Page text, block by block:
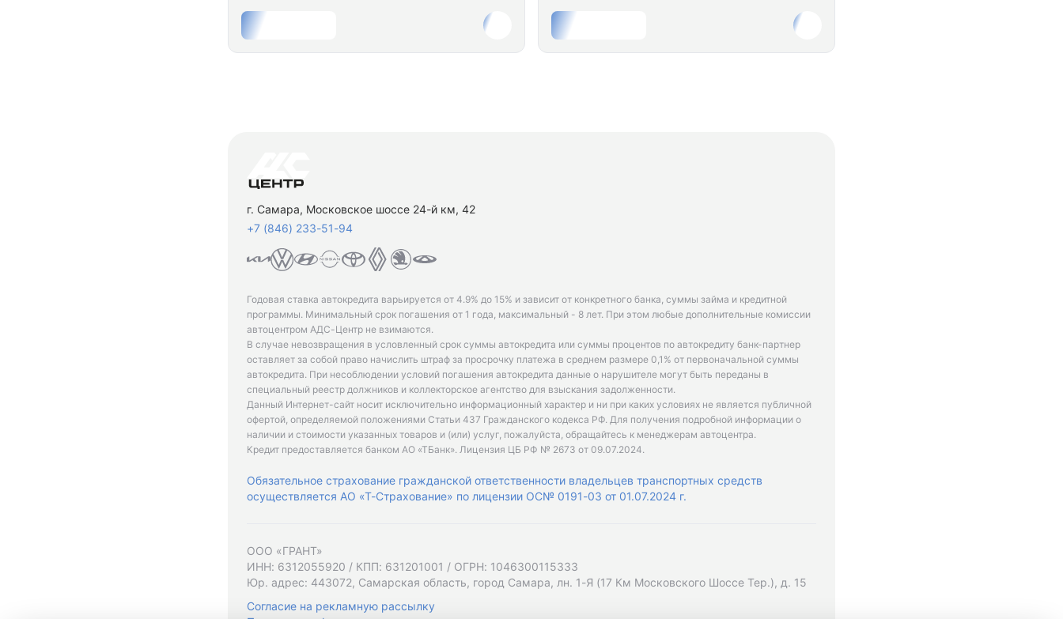
г. Самара, Московское шоссе 24-й км, 42
+7 (846) 233-51-94
Годовая ставка автокредита варьируется от 4.9% до 15% и зависит от конкретного банка, суммы займа и кредитной
программы. Минимальный срок погашения от 1 года, максимальный - 8 лет. При этом любые дополнительные комиссии
автоцентром АДС-Центр не взимаются.
В случае невозвращения в условленный срок суммы автокредита или суммы процентов по автокредиту банк-партнер
оставляет за собой право начислить штраф за просрочку платежа в среднем размере 0,1% от первоначальной суммы
автокредита. При несоблюдении условий погашения автокредита данные о нарушителе могут быть переданы в
специальный реестр должников и коллекторское агентство для взыскания задолженности.
Данный Интернет-сайт носит исключительно информационный характер и ни при каких условиях не является публичной
офертой, определяемой положениями Статьи 437 Гражданского кодекса РФ. Для получения подробной информации о
наличии и стоимости указанных товаров и (или) услуг, пожалуйста, обращайтесь к менеджерам автоцентра.
Кредит предоставляется банком АО «ТБанк». Лицензия ЦБ РФ № 2673 от 09.07.2024.
Обязательное страхование гражданской ответственности владельцев транспортных средств
осуществляется АО «Т-Страхование» по лицензии ОС№ 0191-03 от 01.07.2024 г.
ООО «ГРАНТ»
ИНН: 6312055920 / КПП: 631201001 / ОГРН: 1046300115333
Юр. адрес: 443072, Самарская область, город Самара, лн. 1-Я (17 Км Московского Шоссе Тер.), д. 15
Согласие на рекламную рассылку